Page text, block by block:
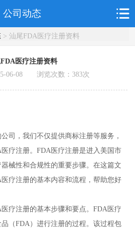
公司动态
> 汕尾FDA医疗注册资料
医疗注册资料
06-08 浏览次数：383次
司，我们不仅提供商标注册等服务，
疗注册。FDA医疗注册是进入美国市
械性和合规性的重要步骤。在这篇文
疗注册的基本内容和流程，帮助您好
疗注册的基本步骤和要点。FDA医疗
（FDA）进行注册的过程。该过程包